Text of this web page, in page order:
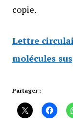
copie.
Lettre
molécules
Partager :